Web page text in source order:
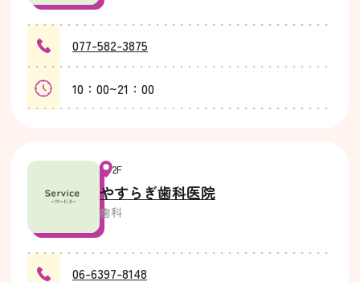
077-582-3875
10：00~21：00
2F
やすらぎ歯科医院
歯科
06-6397-8148